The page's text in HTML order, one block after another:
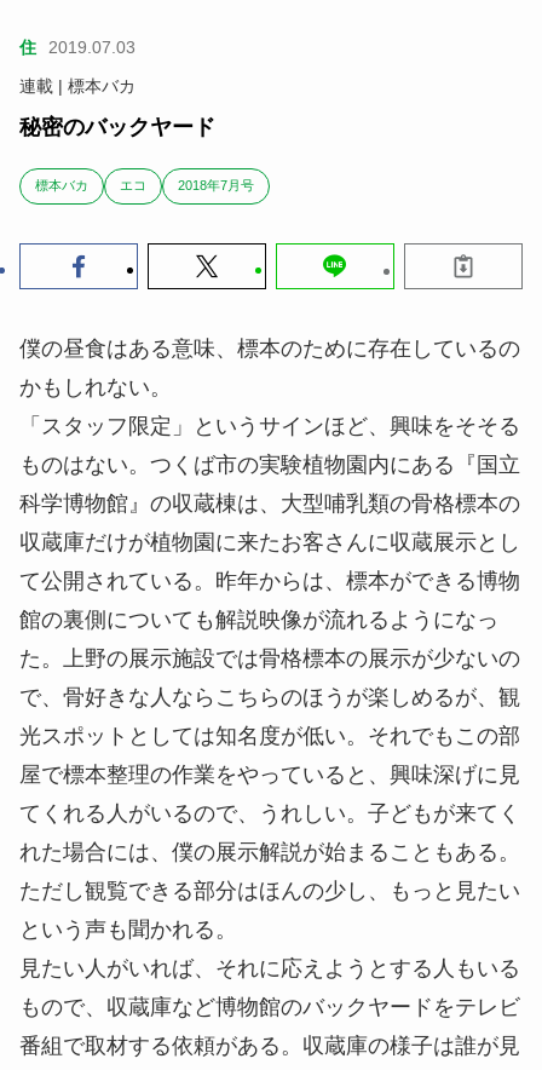
住
2019.07.03
連載 | 標本バカ
秘密のバックヤード
標本バカ エコ 2018年7月号
僕の昼食はある意味、標本のために存在しているの
かもしれない。
「スタッフ限定」というサインほど、興味をそそる
ものはない。つくば市の実験植物園内にある『国立
科学博物館』の収蔵棟は、大型哺乳類の骨格標本の
収蔵庫だけが植物園に来たお客さんに収蔵展示とし
て公開されている。昨年からは、標本ができる博物
館の裏側についても解説映像が流れるようになっ
た。上野の展示施設では骨格標本の展示が少ないの
で、骨好きな人ならこちらのほうが楽しめるが、観
光スポットとしては知名度が低い。それでもこの部
屋で標本整理の作業をやっていると、興味深げに見
てくれる人がいるので、うれしい。子どもが来てく
れた場合には、僕の展示解説が始まることもある。
ただし観覧できる部分はほんの少し、もっと見たい
という声も聞かれる。
見たい人がいれば、それに応えようとする人もいる
もので、収蔵庫など博物館のバックヤードをテレビ
番組で取材する依頼がある。収蔵庫の様子は誰が見